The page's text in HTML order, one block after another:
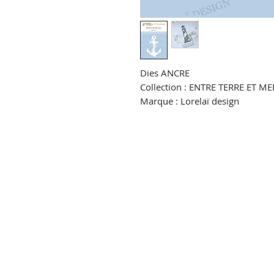
Dies ANCRE
Collection : ENTRE TERRE ET
Marque : Lorelaï design